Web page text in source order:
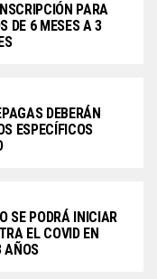
PARA
DE 6 MESES A 3
DEBERÁN
ESPECÍFICOS
SE PODRÁ INICIAR
EL COVID EN
AÑOS